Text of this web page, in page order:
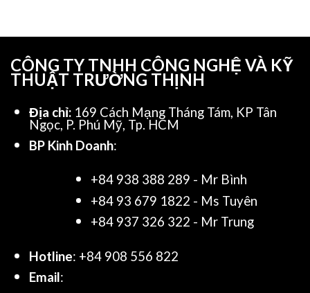
CÔNG TY TNHH CÔNG NGHỆ VÀ KỸ
THUẬT TRƯỜNG THỊNH
Địa chỉ: 169 Cách Mạng Tháng Tám, KP Tân
Ngọc, P. Phú Mỹ, Tp. HCM
BP Kinh Doanh:
+84 938 388 289 - Mr Bình
+84 93 679 1822 - Ms Tuyên
+84 937 326 322 - Mr Trung
Hotline: +84 908 556 822
Email: